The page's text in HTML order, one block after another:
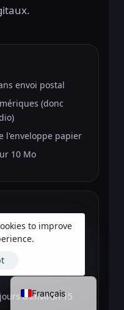
envoi postal
(donc
l'enveloppe papier
10 Mo
pour un
complets ou
d'environ 15
to improve
Français
Deutsch
Italiano